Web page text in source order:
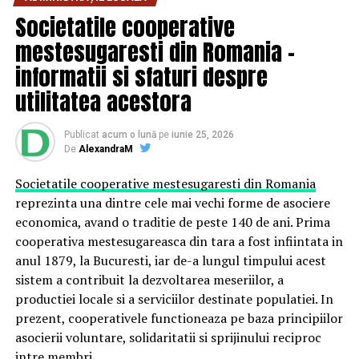
business, a analizat impactul modificărilor fiscale din
primele trei luni din 2023 asupra antreprenorilor din
România. Dacă în primul trimestru, Codul Fiscal a suferit
trei modificări legate de veniturile din salarii,
abonamentele sportive și panourile solare, cele mai mari
schimbari au fost aduse de OG 16/2022 și OUG 168/2022,
care au trebuit aplicate de la începutul acestui an. Spre
exemplu, antreprenorii din România și contabilii lor au
deducerilor de bază, să adauge noi deduceri pentru
părinții care au copii înscriși într-o formă de învățământ
și altele pentru salariații sub 26 de ani, să limiteze la
33% scutirile din salariul de bază al angajatului și să
integreze noile beneficii, precum abonamentele sportive
și condițiile acordării acestora.
O altă modificare ce a bulversat mediul de business din
România a fost publicarea la mijlocul lunii decembrie
Societatile cooperative
mestesugaresti din Romania –
informatii si sfaturi despre
utilitatea acestora
Publicat acum o lună pe iunie 25, 2026
De AlexandraM
Societatile cooperative mestesugaresti din Romania
reprezinta una dintre cele mai vechi forme de asociere
economica, avand o traditie de peste 140 de ani. Prima
cooperativa mestesugareasca din tara a fost infiintata in
anul 1879, la Bucuresti, iar de-a lungul timpului acest
sistem a contribuit la dezvoltarea meseriilor, a
productiei locale si a serviciilor destinate populatiei. In
prezent, cooperativele functioneaza pe baza principiilor
asocierii voluntare, solidaritatii si sprijinului reciproc